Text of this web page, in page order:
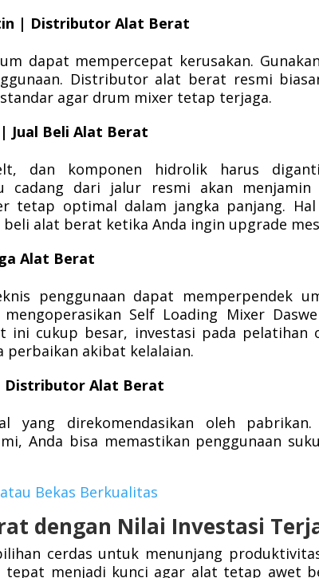
| Distributor Alat Berat
dapat mempercepat kerusakan.
Distributor alat berat resmi
agar drum mixer tetap terjaga.
| Jual Beli Alat Berat
dan komponen hidrolik harus
cadang dari jalur resmi akan menjamin
tetap optimal dalam jangka panjang.
alat berat ketika Anda ingin upgrade
Alat Berat
penggunaan dapat memperpendek
Self Loading Mixer
ini cukup besar, investasi pada pelatihan
perbaikan akibat kelalaian.
Distributor Alat Berat
yang direkomendasikan oleh pabrikan.
Anda bisa memastikan penggunaan
atau Bekas Berkualitas
dengan Nilai Investasi
cerdas untuk menunjang
tepat menjadi kunci agar alat tetap awet